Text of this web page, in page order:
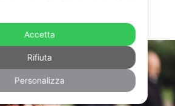
Accetta
Rifiuta
Personalizza